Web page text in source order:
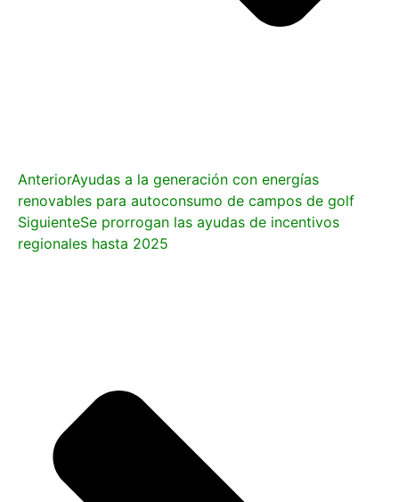
AnteriorAyudas a la generación con energías
renovables para autoconsumo de campos de golf
SiguienteSe prorrogan las ayudas de incentivos
regionales hasta 2025